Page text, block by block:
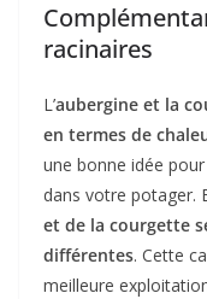
racinaires
L’aubergine et la
en termes de
une bonne idée pour
dans votre potager.
et de la courgette
différentes. Cette
meilleure